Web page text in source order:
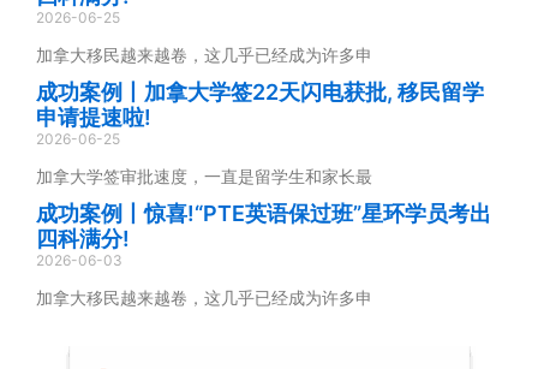
2026-06-25
加拿大移民越来越卷，这几乎已经成为许多申
成功案例丨加拿大学签22天闪电获批, 移民留学
申请提速啦!
2026-06-25
加拿大学签审批速度，一直是留学生和家长最
成功案例丨惊喜!“PTE英语保过班”星环学员考出
四科满分!
2026-06-03
加拿大移民越来越卷，这几乎已经成为许多申